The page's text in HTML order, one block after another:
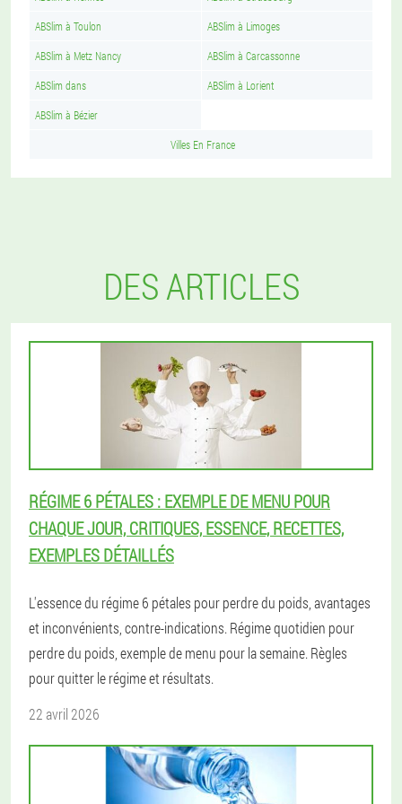
ABSlim à Toulon ABSlim à Limoges
ABSlim à Metz Nancy ABSlim à Carcassonne
ABSlim dans ABSlim à Lorient
ABSlim à Bézier
Villes En France
DES ARTICLES
RÉGIME 6 PÉTALES : EXEMPLE DE MENU POUR
CHAQUE JOUR, CRITIQUES, ESSENCE, RECETTES,
EXEMPLES DÉTAILLÉS
L'essence du régime 6 pétales pour perdre du poids, avantages
et inconvénients, contre-indications. Régime quotidien pour
perdre du poids, exemple de menu pour la semaine. Règles
pour quitter le régime et résultats.
22 avril 2026